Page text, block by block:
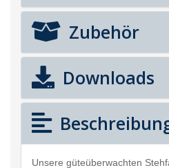
Zubehör
Downloads
Unsere güteüberwachten